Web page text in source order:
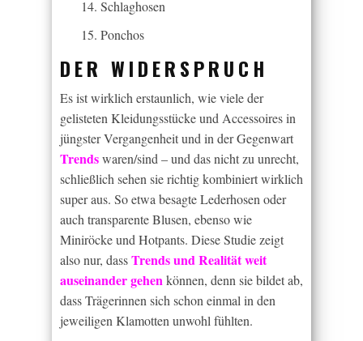
Schlaghosen
Ponchos
DER WIDERSPRUCH
Es ist wirklich erstaunlich, wie viele der
gelisteten Kleidungsstücke und Accessoires in
jüngster Vergangenheit und in der Gegenwart
Trendswaren/sind – und das nicht zu unrecht,
schließlich sehen sie richtig kombiniert wirklich
super aus. So etwa besagte Lederhosen oder
auch transparente Blusen, ebenso wie
Miniröcke und Hotpants. Diese Studie zeigt
also nur, dassTrends und Realität weit
auseinander gehenkönnen, denn sie bildet ab,
dass Trägerinnen sich schon einmal in den
jeweiligen Klamotten unwohl fühlten.